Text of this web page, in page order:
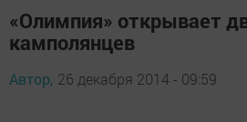
«Олимпия» открывает
камполянцев
Автор, 26 декабря 2014 - 09:59